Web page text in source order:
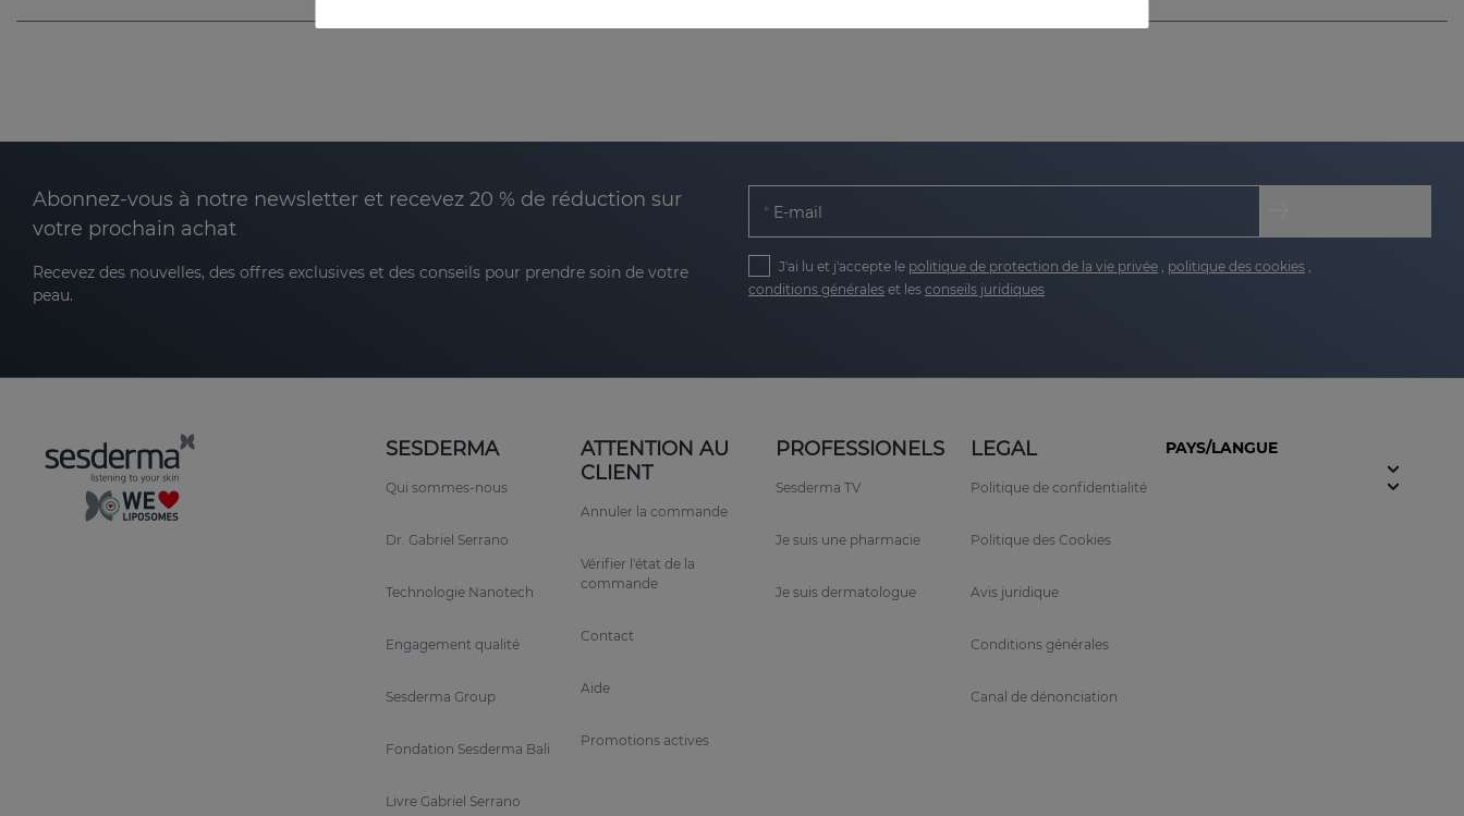
Abonnez-vous à notre newsletter et recevez 20 % de réduction sur
votre prochain achat
Recevez des nouvelles, des offres exclusives et des conseils pour prendre soin de votre
peau.
E-mail
J'ai lu et j'accepte le politique de protection de la vie privée politique des cookies
conditions générales et les conseils juridiques
SESDERMA
Qui sommes-nous
Dr. Gabriel Serrano
Technologie Nanotech
Engagement qualité
Sesderma Group
Fondation Sesderma Bali
Livre Gabriel Serrano
ATTENTION AU
CLIENT
Annuler la commande
Vérifier l'état de la
commande
Contact
Aide
Promotions actives
PROFESSIONELS
Sesderma TV
Je suis une pharmacie
Je suis dermatologue
LEGAL
Politique de confidentialité
Politique des Cookies
Avis juridique
Conditions générales
Canal de dénonciation
PAYS/LANGUE